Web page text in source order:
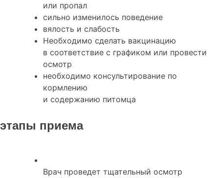
или пропал
сильно изменилось поведение
вялость и слабость
Необходимо сделать вакцинацию
в соответствие с графиком или провести
осмотр
необходимо консультирование по
кормлению
и содержанию питомца
этапы приема
Врач проведет тщательный осмотр